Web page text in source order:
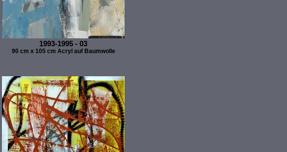
1993-1995 - 03
90 cm x 105 cm Acryl auf Baumwolle